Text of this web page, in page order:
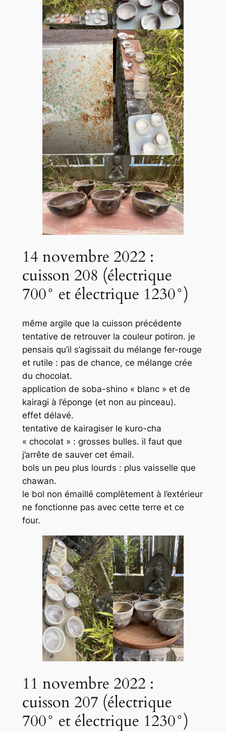
14 novembre 2022 :
cuisson 208 (électrique
700° et électrique 1230°)
même argile que la cuisson précédente
tentative de retrouver la couleur potiron. je
pensais qu’il s’agissait du mélange fer-rouge
et rutile : pas de chance, ce mélange crée
du chocolat.
application de soba-shino « blanc » et de
kairagi à l’éponge (et non au pinceau).
effet délavé.
tentative de kairagiser le kuro-cha
« chocolat » : grosses bulles. il faut que
j’arrête de sauver cet émail.
bols un peu plus lourds : plus vaisselle que
chawan.
le bol non émaillé complètement à l’extérieur
ne fonctionne pas avec cette terre et ce
four.
11 novembre 2022 :
cuisson 207 (électrique
700° et électrique 1230°)